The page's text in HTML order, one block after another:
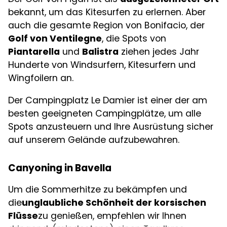
bekannt, um das Kitesurfen zu erlernen. Aber
auch die gesamte Region von Bonifacio, der
Golf von Ventilegne, die Spots von
Piantarella und Balistra ziehen jedes Jahr
Hunderte von Windsurfern, Kitesurfern und
Wingfoilern an.
Der Campingplatz Le Damier ist einer der am
besten geeigneten Campingplätze, um alle
Spots anzusteuern und Ihre Ausrüstung sicher
auf unserem Gelände aufzubewahren.
Canyoning in Bavella
Um die Sommerhitze zu bekämpfen und
dieunglaubliche Schönheit der korsischen
Flüssezu genießen, empfehlen wir Ihnen